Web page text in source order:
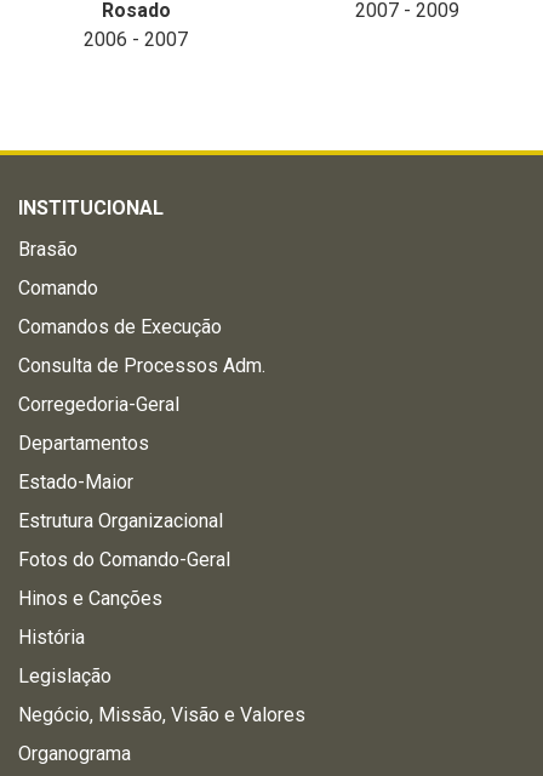
Rosado
2006 - 2007
2007 - 2009
INSTITUCIONAL
Brasão
Comando
Comandos de Execução
Consulta de Processos Adm.
Corregedoria-Geral
Departamentos
Estado-Maior
Estrutura Organizacional
Fotos do Comando-Geral
Hinos e Canções
História
Legislação
Negócio, Missão, Visão e Valores
Organograma